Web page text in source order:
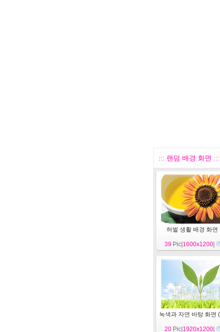
::: 랜덤 배경 화면 :::
허벌 생활 배경 화면
39 Pic| 1600x1200
녹색과 자연 바탕 화면
20 Pic| 1920x1200